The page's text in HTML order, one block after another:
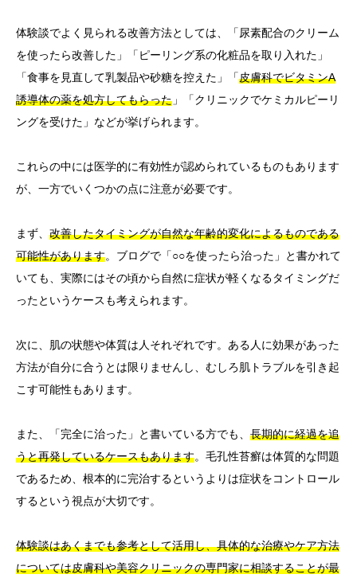
体験談でよく見られる改善方法としては、「尿素配合のクリーム
を使ったら改善した」「ピーリング系の化粧品を取り入れた」
「食事を見直して乳製品や砂糖を控えた」「皮膚科でビタミンA
誘導体の薬を処方してもらった 」「クリニックでケミカルピーリ
ングを受けた」などが挙げられます。
これらの中には医学的に有効性が認められているものもあります
が、一方でいくつかの点に注意が必要です。
まず、 改善したタイミングが自然な年齢的変化によるものである
可能性があります。ブログで「○○を使ったら治った」と書かれて
いても、実際にはその頃から自然に症状が軽くなるタイミングだ
ったというケースも考えられます。
次に、肌の状態や体質は人それぞれです。ある人に効果があった
方法が自分に合うとは限りませんし、むしろ肌トラブルを引き起
こす可能性もあります。
また、「完全に治った」と書いている方でも、 長期的に経過を追
うと再発しているケースもあります。毛孔性苔癬は体質的な問題
であるため、根本的に完治するというよりは症状をコントロール
するという視点が大切です。
体験談はあくまでも参考として活用し、具体的な治療やケア方法
については皮膚科や美容クリニックの専門家に相談することが最